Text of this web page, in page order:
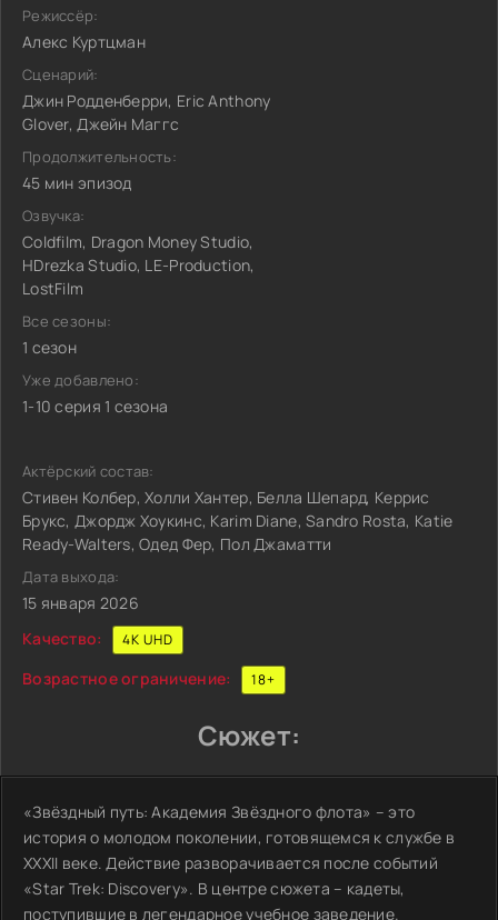
Режиссёр:
Алекс Куртцман
Сценарий:
Джин Родденберри, Eric Anthony
Glover, Джейн Маггс
Продолжительность:
45 мин эпизод
Озвучка:
Coldfilm, Dragon Money Studio,
HDrezka Studio, LE-Production,
LostFilm
Все сезоны:
1 сезон
Уже добавлено:
1-10 серия 1 сезона
Актёрский состав:
Стивен Колбер, Холли Хантер, Белла Шепард, Керрис
Брукс, Джордж Хоукинс, Karim Diane, Sandro Rosta, Katie
Ready-Walters, Одед Фер, Пол Джаматти
Дата выхода:
15 января 2026
Качество:
4K UHD
Возрастное ограничение: 18+
Сюжет:
«Звёздный путь: Академия Звёздного флота» – это
история о молодом поколении, готовящемся к службе в
XXXII веке. Действие разворачивается после событий
«Star Trek: Discovery». В центре сюжета – кадеты,
поступившие в легендарное учебное заведение.